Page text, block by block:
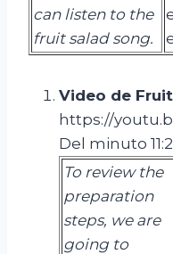
can listen to the
fruit salad song.
Video de Fruit
https://
Del minuto
To review the
preparation
steps, we are
going to